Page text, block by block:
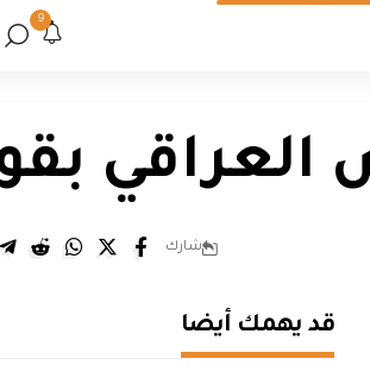
9
العراقي
شارك
قد يهمك أيضا